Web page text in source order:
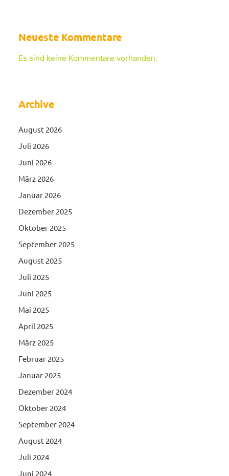
Neueste Kommentare
Es sind keine Kommentare vorhanden.
Archive
August 2026
Juli 2026
Juni 2026
März 2026
Januar 2026
Dezember 2025
Oktober 2025
September 2025
August 2025
Juli 2025
Juni 2025
Mai 2025
April 2025
März 2025
Februar 2025
Januar 2025
Dezember 2024
Oktober 2024
September 2024
August 2024
Juli 2024
Juni 2024